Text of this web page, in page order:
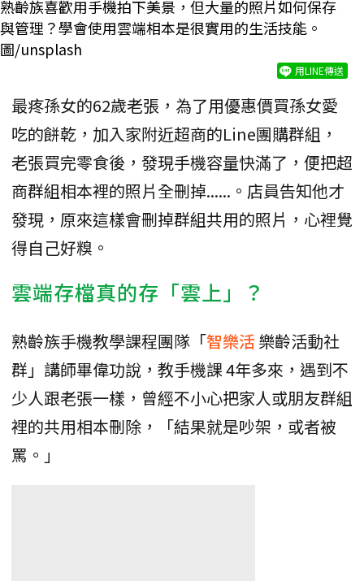
熟齡族喜歡用手機拍下美景，但大量的照片如何保存
與管理？學會使用雲端相本是很實用的生活技能。
圖/unsplash
用LINE傳送
最疼孫女的62歲老張，為了用優惠價買孫女愛
吃的餅乾，加入家附近超商的Line團購群組，
老張買完零食後，發現手機容量快滿了，便把超
商群組相本裡的照片全刪掉......。店員告知他才
發現，原來這樣會刪掉群組共用的照片，心裡覺
得自己好糗。
雲端存檔真的存「雲上」？
熟齡族手機教學課程團隊「智樂活樂齡活動社
群」講師畢偉功說，教手機課 4年多來，遇到不
少人跟老張一樣，曾經不小心把家人或朋友群組
裡的共用相本刪除，「結果就是吵架，或者被
罵。」